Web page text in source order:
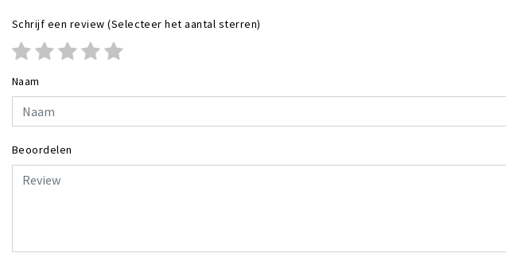
Schrijf een review (Selecteer het aantal sterren)
Naam
Beoordelen